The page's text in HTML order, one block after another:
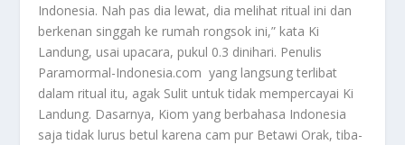
Indonesia. Nah pas dia lewat, dia melihat ritual ini dan
berkenan singgah ke rumah rongsok ini,” kata Ki
Landung, usai upacara, pukul 0.3 dinihari. Penulis
Paramormal-Indonesia.com yang langsung terlibat
dalam ritual itu, agak Sulit untuk tidak mempercayai Ki
Landung. Dasarnya, Kiom yang berbahasa Indonesia
saja tidak lurus betul karena cam pur Betawi Orak, tiba-